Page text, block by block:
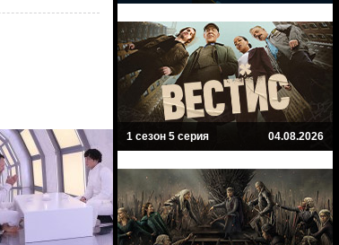
1 сезон 5 серия 04.08.2026